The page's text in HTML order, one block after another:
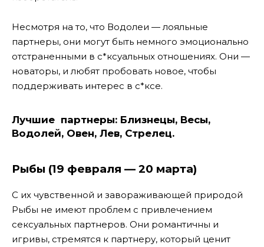
Несмотря на то, что Водолеи — лояльные
партнеры, они могут быть немного эмоционально
отстраненными в с*ксуальных отношениях. Они —
новаторы, и любят пробовать новое, чтобы
поддерживать интерес в с*ксе.
Лучшие партнеры: Близнецы, Весы,
Водолей, Овен, Лев, Стрелец.
Рыбы (19 февраля — 20 марта)
С их чувственной и завораживающей природой
Рыбы не имеют проблем с привлечением
сексуальных партнеров. Они романтичны и
игривы, стремятся к партнеру, который ценит